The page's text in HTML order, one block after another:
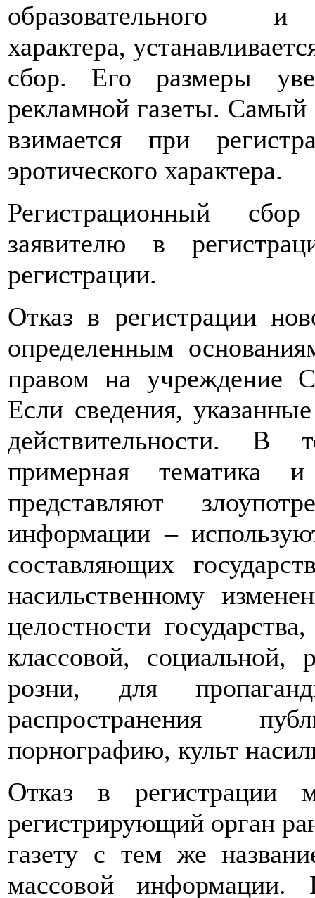
образовательного и
характера,
сбор. Его размеры
рекламной газеты.
взимается при
эротического характера.
Регистрационный
заявителю в
регистрации.
Отказ в регистрации
определенным
правом на учреждение
Если сведения,
действительности. В
примерная тематика
представляют
информации –
составляющих
насильственному
целостности
классовой, социальной,
розни, для
распространения
порнографию, культ
Отказ в регистрации
регистрирующий орган
газету с тем же
массовой информации.